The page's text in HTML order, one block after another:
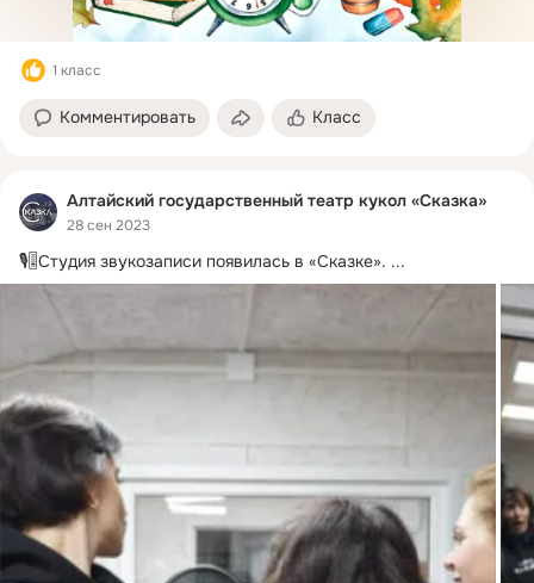
1 класс
Комментировать Класс
Алтайский государственный театр кукол «Сказка»
28 сен 2023
🎙🎚Студия звукозаписи появилась в «Сказке». ...